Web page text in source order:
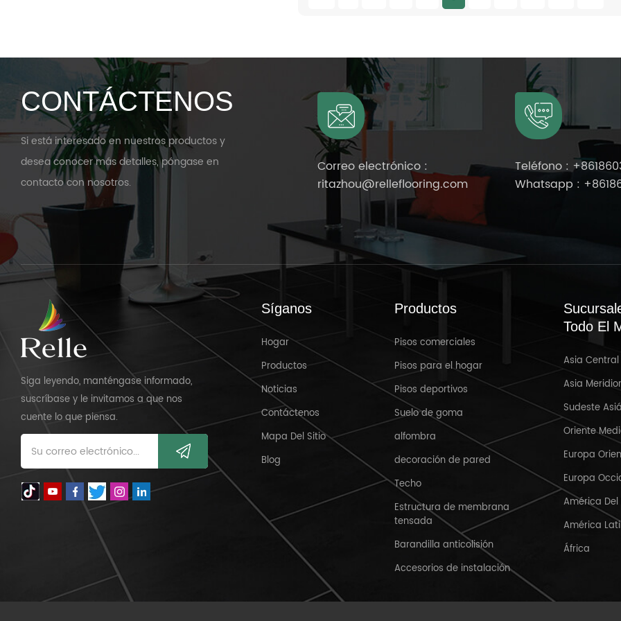
m (ancho) x 15 m (largo) Espesor:
de pedido: 200 m²
CONTÁCTENOS
Si está interesado en nuestros productos y
desea conocer más detalles, póngase en
contacto con nosotros.
Correo electrónico :
ritazhou@relleflooring.com
Teléfono :
Whatsapp :
Siga leyendo, manténgase informado,
suscríbase y le invitamos a que nos
cuente lo que piensa.
Síganos
Hogar
Productos
Noticias
Contáctenos
Mapa Del Sitio
Blog
Productos
Pisos comerciales
Pisos para el hogar
Pisos deportivos
Suelo de goma
alfombra
decoración de pared
Techo
Estructura de membrana
tensada
Barandilla anticolisión
Accesorios de instalación
Todo El
Asia Central
Asia
Sudeste
Oriente
Europa
Europa
América Del
América
África
Bienvenido a Crocus Expo IEC,
Moscú, Rusia MosBuild 2025